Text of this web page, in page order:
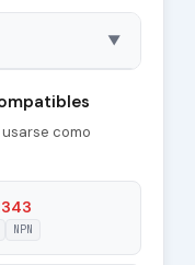
▼
como
NPN